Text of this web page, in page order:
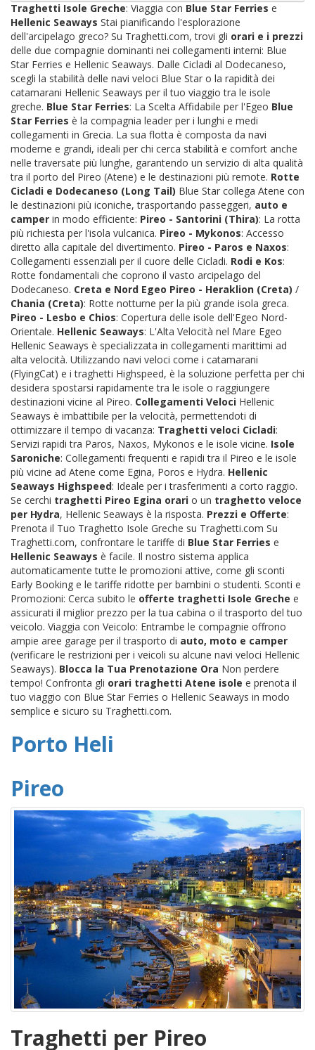
Traghetti Isole Greche: Viaggia con Blue Star Ferries e
Hellenic Seaways Stai pianificando l'esplorazione
dell'arcipelago greco? Su Traghetti.com, trovi gli orari e i prezzi
delle due compagnie dominanti nei collegamenti interni: Blue
Star Ferries e Hellenic Seaways. Dalle Cicladi al Dodecaneso,
scegli la stabilità delle navi veloci Blue Star o la rapidità dei
catamarani Hellenic Seaways per il tuo viaggio tra le isole
greche. Blue Star Ferries: La Scelta Affidabile per l'Egeo Blue
Star Ferries è la compagnia leader per i lunghi e medi
collegamenti in Grecia. La sua flotta è composta da navi
moderne e grandi, ideali per chi cerca stabilità e comfort anche
nelle traversate più lunghe, garantendo un servizio di alta qualità
tra il porto del Pireo (Atene) e le destinazioni più remote. Rotte
Cicladi e Dodecaneso (Long Tail) Blue Star collega Atene con
le destinazioni più iconiche, trasportando passeggeri, auto e
camper in modo efficiente: Pireo - Santorini (Thira): La rotta
più richiesta per l'isola vulcanica. Pireo - Mykonos: Accesso
diretto alla capitale del divertimento. Pireo - Paros e Naxos:
Collegamenti essenziali per il cuore delle Cicladi. Rodi e Kos:
Rotte fondamentali che coprono il vasto arcipelago del
Dodecaneso. Creta e Nord Egeo Pireo - Heraklion (Creta) /
Chania (Creta): Rotte notturne per la più grande isola greca.
Pireo - Lesbo e Chios: Copertura delle isole dell'Egeo Nord-
Orientale. Hellenic Seaways: L'Alta Velocità nel Mare Egeo
Hellenic Seaways è specializzata in collegamenti marittimi ad
alta velocità. Utilizzando navi veloci come i catamarani
(FlyingCat) e i traghetti Highspeed, è la soluzione perfetta per chi
desidera spostarsi rapidamente tra le isole o raggiungere
destinazioni vicine al Pireo. Collegamenti Veloci Hellenic
Seaways è imbattibile per la velocità, permettendoti di
ottimizzare il tempo di vacanza: Traghetti veloci Cicladi:
Servizi rapidi tra Paros, Naxos, Mykonos e le isole vicine. Isole
Saroniche: Collegamenti frequenti e rapidi tra il Pireo e le isole
più vicine ad Atene come Egina, Poros e Hydra. Hellenic
Seaways Highspeed: Ideale per i trasferimenti a corto raggio.
Se cerchi traghetti Pireo Egina orari o un traghetto veloce
per Hydra, Hellenic Seaways è la risposta. Prezzi e Offerte:
Prenota il Tuo Traghetto Isole Greche su Traghetti.com Su
Traghetti.com, confrontare le tariffe di Blue Star Ferries e
Hellenic Seaways è facile. Il nostro sistema applica
automaticamente tutte le promozioni attive, come gli sconti
Early Booking e le tariffe ridotte per bambini o studenti. Sconti e
Promozioni: Cerca subito le offerte traghetti Isole Greche e
assicurati il miglior prezzo per la tua cabina o il trasporto del tuo
veicolo. Viaggia con Veicolo: Entrambe le compagnie offrono
ampie aree garage per il trasporto di auto, moto e camper
(verificare le restrizioni per i veicoli su alcune navi veloci Hellenic
Seaways). Blocca la Tua Prenotazione Ora Non perdere
tempo! Confronta gli orari traghetti Atene isole e prenota il
tuo viaggio con Blue Star Ferries o Hellenic Seaways in modo
semplice e sicuro su Traghetti.com.
Porto Heli
Pireo
Traghetti per Pireo